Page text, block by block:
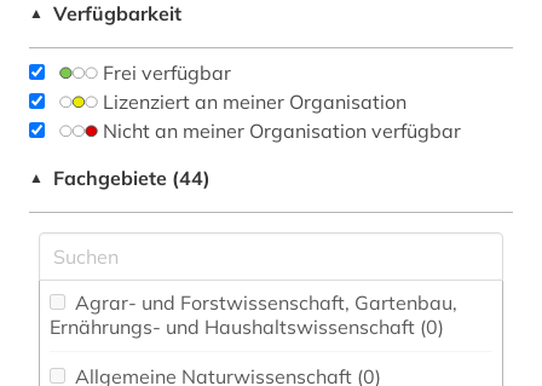
▲ Verfügbarkeit
Frei verfügbar
Lizenziert an meiner Organisation
Nicht an meiner Organisation verfügbar
▲ Fachgebiete (44)
Ernährungs- und Haushaltswissenschaft (0)
Allgemeine Naturwissenschaft (0)